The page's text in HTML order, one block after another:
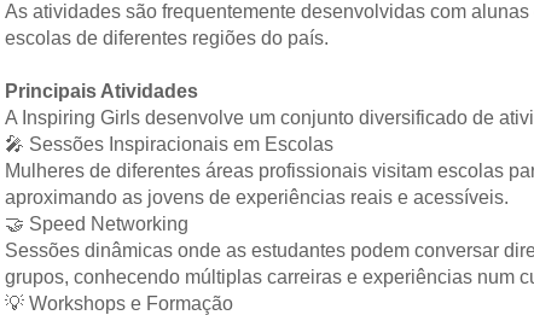
As atividades são frequentemente desenvolvidas com alunas
escolas de diferentes regiões do país.
Principais Atividades
A Inspiring Girls desenvolve um conjunto diversificado de
🎤 Sessões Inspiracionais em Escolas
Mulheres de diferentes áreas profissionais visitam escolas
aproximando as jovens de experiências reais e acessíveis.
🤝 Speed Networking
Sessões dinâmicas onde as estudantes podem conversar
grupos, conhecendo múltiplas carreiras e experiências num
💡 Workshops e Formação